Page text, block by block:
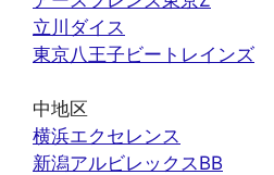
立川ダイス
東京八王子ビートレインズ
中地区
横浜エクセレンス
新潟アルビレックスBB